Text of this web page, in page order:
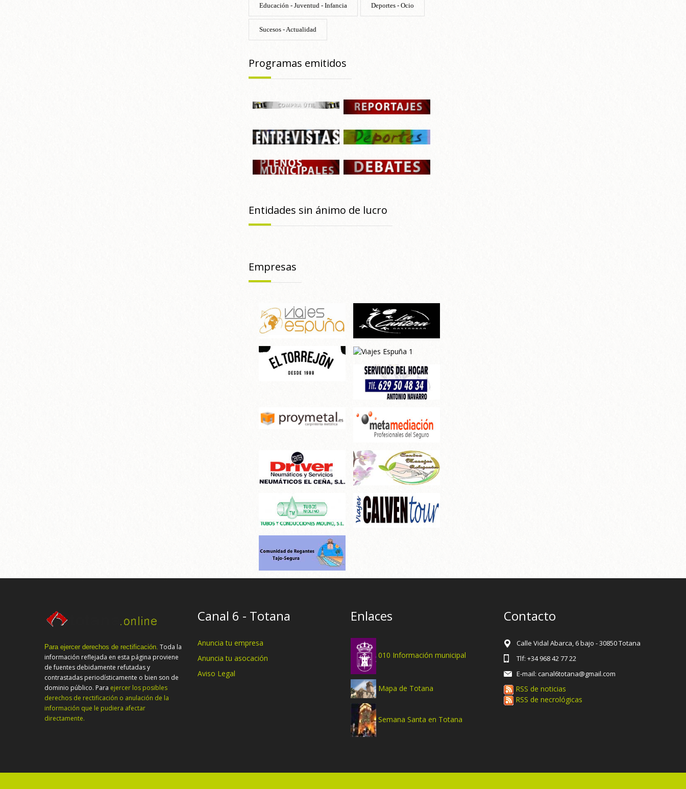
Educación - Juventud - Infancia Deportes - Ocio
Sucesos - Actualidad
Programas emitidos
Entidades sin ánimo de lucro
Empresas
Para ejercer derechos de rectificación. Toda la
información reflejada en esta página proviene
de fuentes debidamente refutadas y
contrastadas periodísticamente o bien son de
dominio público. Para ejercer los posibles
derechos de rectificación o anulación de la
información que le pudiera afectar
directamente.
Canal 6 - Totana
Anuncia tu empresa
Anuncia tu asocación
Aviso Legal
Enlaces
010 Información municipal
Mapa de Totana
Semana Santa en Totana
Contacto
Calle Vidal Abarca, 6 bajo - 30850 Totana
Tlf: +34 968 42 77 22
E-mail: canal6totana@gmail.com
RSS de noticias
RSS de necrológicas